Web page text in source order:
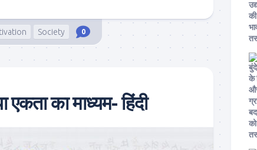
Society 0
एकता का माध्यम- हिंदी